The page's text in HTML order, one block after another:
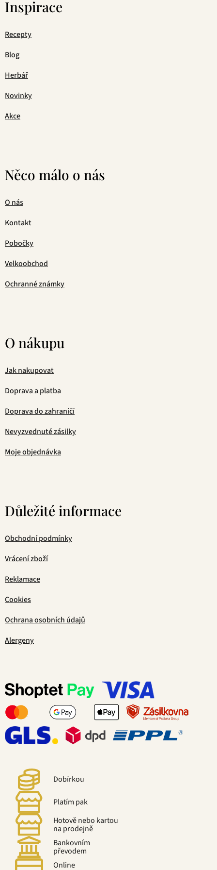
Inspirace
Recepty
Blog
Herbář
Novinky
Akce
Něco málo o nás
O nás
Kontakt
Pobočky
Velkoobchod
Ochranné známky
O nákupu
Jak nakupovat
Doprava a platba
Doprava do zahraničí
Nevyzvednuté zásilky
Moje objednávka
Důležité informace
Obchodní podmínky
Vrácení zboží
Reklamace
Cookies
Ochrana osobních údajů
Alergeny
Dobírkou
Platím pak
Hotově nebo kartou
na prodejně
Bankovním
převodem
Online